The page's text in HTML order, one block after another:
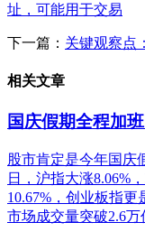
址，可能用于交易
下一篇： 关键观察点
相关文章
国庆假期全程加
股市肯定是今年国庆
日，沪指大涨8.06%
10.67%，创业板指更
市场成交量突破2.6